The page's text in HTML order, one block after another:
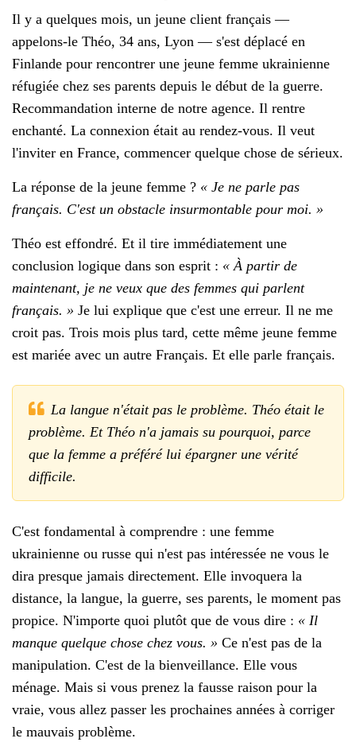
Il y a quelques mois, un jeune client français —
appelons-le Théo, 34 ans, Lyon — s'est déplacé en
Finlande pour rencontrer une jeune femme ukrainienne
réfugiée chez ses parents depuis le début de la guerre.
Recommandation interne de notre agence. Il rentre
enchanté. La connexion était au rendez-vous. Il veut
l'inviter en France, commencer quelque chose de sérieux.
La réponse de la jeune femme ? « Je ne parle pas
français. C'est un obstacle insurmontable pour moi. »
Théo est effondré. Et il tire immédiatement une
conclusion logique dans son esprit : « À partir de
maintenant, je ne veux que des femmes qui parlent
français. » Je lui explique que c'est une erreur. Il ne me
croit pas. Trois mois plus tard, cette même jeune femme
est mariée avec un autre Français. Et elle parle français.
La langue n'était pas le problème. Théo était le
problème. Et Théo n'a jamais su pourquoi, parce
que la femme a préféré lui épargner une vérité
difficile.
C'est fondamental à comprendre : une femme
ukrainienne ou russe qui n'est pas intéressée ne vous le
dira presque jamais directement. Elle invoquera la
distance, la langue, la guerre, ses parents, le moment pas
propice. N'importe quoi plutôt que de vous dire : « Il
manque quelque chose chez vous. » Ce n'est pas de la
manipulation. C'est de la bienveillance. Elle vous
ménage. Mais si vous prenez la fausse raison pour la
vraie, vous allez passer les prochaines années à corriger
le mauvais problème.